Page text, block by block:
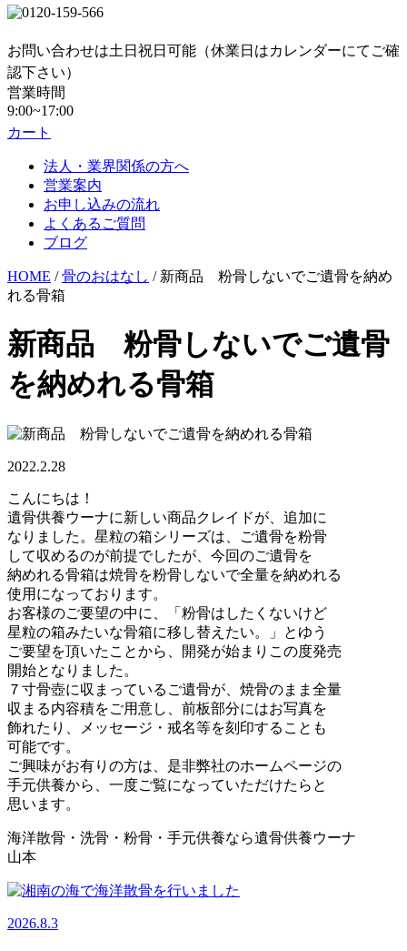
お問い合わせは土日祝日可能（休業日はカレンダーにてご確
認下さい）
営業時間
9:00~17:00
カート
法人・業界関係の方へ
営業案内
お申し込みの流れ
よくあるご質問
ブログ
HOME /骨のおはなし / 新商品 粉骨しないでご遺骨を納め
れる骨箱
新商品 粉骨しないでご遺骨
を納めれる骨箱
2022.2.28
こんにちは！
遺骨供養ウーナに新しい商品クレイドが、追加に
なりました。星粒の箱シリーズは、ご遺骨を粉骨
して収めるのが前提でしたが、今回のご遺骨を
納めれる骨箱は焼骨を粉骨しないで全量を納めれる
使用になっております。
お客様のご要望の中に、「粉骨はしたくないけど
星粒の箱みたいな骨箱に移し替えたい。」とゆう
ご要望を頂いたことから、開発が始まりこの度発売
開始となりました。
７寸骨壺に収まっているご遺骨が、焼骨のまま全量
収まる内容積をご用意し、前板部分にはお写真を
飾れたり、メッセージ・戒名等を刻印することも
可能です。
ご興味がお有りの方は、是非弊社のホームページの
手元供養から、一度ご覧になっていただけたらと
思います。
海洋散骨・洗骨・粉骨・手元供養なら遺骨供養ウーナ
山本
2026.8.3